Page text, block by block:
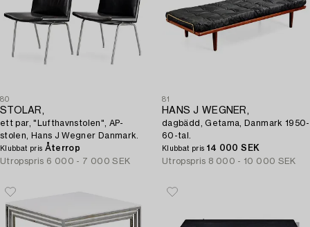
80
STOLAR,
ett par, "Lufthavnstolen", AP-
stolen, Hans J Wegner Danmark.
Klubbat pris Återrop
Utropspris 6 000 - 7 000 SEK
81
HANS J WEGNER,
dagbädd, Getama, Danmark 1950-
60-tal.
Klubbat pris 14 000 SEK
Utropspris 8 000 - 10 000 SEK